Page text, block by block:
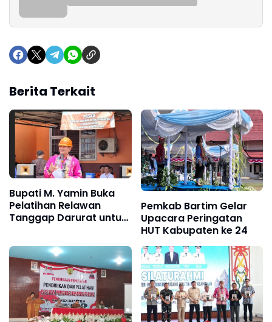
Berita Terkait
Bupati M. Yamin Buka
Pelatihan Relawan
Tanggap Darurat untuk
Pemkab Bartim Gelar
Upacara Peringatan
HUT Kabupaten ke 24